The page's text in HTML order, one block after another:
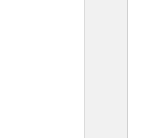
виключає можливість
кріплення, захищає
фіксує навіть при